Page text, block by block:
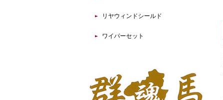
リヤウィンドシールド
ワイパーセット